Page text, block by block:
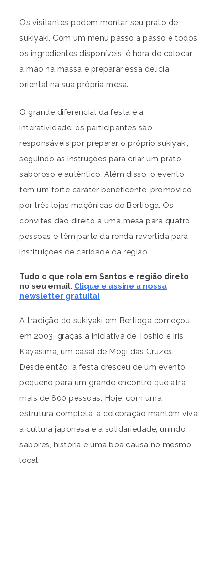
Os visitantes podem montar seu prato de
sukiyaki. Com um menu passo a passo e todos
os ingredientes disponíveis, é hora de colocar
a mão na massa e preparar essa delícia
oriental na sua própria mesa.
O grande diferencial da festa é a
interatividade: os participantes são
responsáveis por preparar o próprio sukiyaki,
seguindo as instruções para criar um prato
saboroso e autêntico. Além disso, o evento
tem um forte caráter beneficente, promovido
por três lojas maçônicas de Bertioga. Os
convites dão direito a uma mesa para quatro
pessoas e têm parte da renda revertida para
instituições de caridade da região.
Tudo o que rola em Santos e região direto
no seu email. Clique e assine a nossa
newsletter gratuita!
A tradição do sukiyaki em Bertioga começou
em 2003, graças à iniciativa de Toshio e Iris
Kayasima, um casal de Mogi das Cruzes.
Desde então, a festa cresceu de um evento
pequeno para um grande encontro que atrai
mais de 800 pessoas. Hoje, com uma
estrutura completa, a celebração mantém viva
a cultura japonesa e a solidariedade, unindo
sabores, história e uma boa causa no mesmo
local.